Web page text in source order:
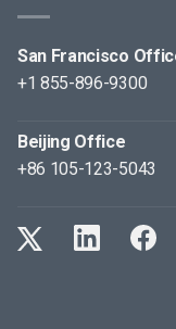
San Francisco
+1 855-896-9300
Beijing Office
+86 105-123-5043